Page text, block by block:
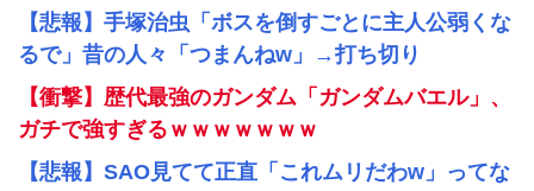
【悲報】手塚治虫「ボスを倒すごとに主人公弱くな
るで」昔の人々「つまんねw」→打ち切り
【衝撃】歴代最強のガンダム「ガンダムバエル」、
ガチで強すぎるｗｗｗｗｗｗｗ
【悲報】SAO見てて正直「これムリだわw」ってな